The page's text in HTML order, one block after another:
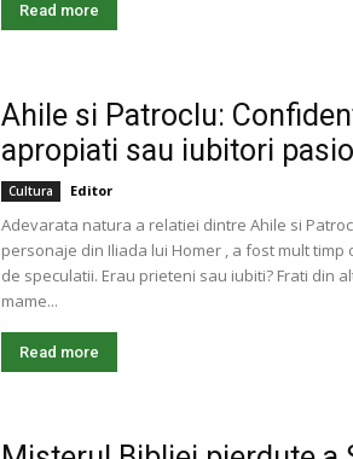
Read more
Ahile si Patroclu:
apropiati sau iubitori
Cultura Editor
Adevarata natura a relatiei dintre Ahile si
personaje din Iliada lui Homer , a fost mult timp
de speculatii. Erau prieteni sau iubiti? Frati din
mame...
Read more